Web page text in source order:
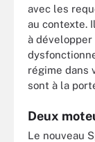
avec les
au contexte.
à
régime dans
sont à la
Deux
Le nouveau